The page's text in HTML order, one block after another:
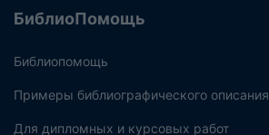
БиблиоПомощь
Библиопомощь
Примеры библиографического описания
Для дипломных и курсовых работ